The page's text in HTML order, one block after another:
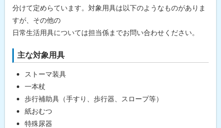
戻
る
分けて定めらています。対象用具は以下のようなものがありま
すが、その他の
日常生活用具については担当係までお問い合わせください。
主な対象用具
ストーマ装具
一本杖
歩行補助具（手すり、歩行器、スロープ等）
紙おむつ
特殊尿器